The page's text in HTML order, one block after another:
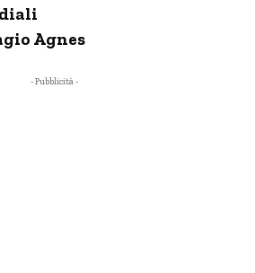
Agnes
- Pubblicità -